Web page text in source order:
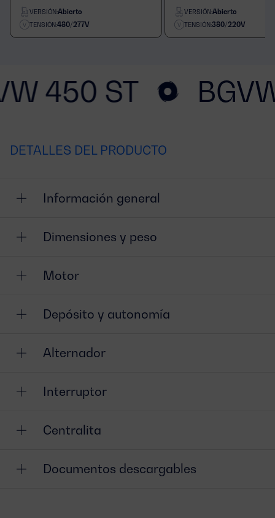
VERSIÓN:Abierto
TENSIÓN:480/277V
VERSIÓN:Abierto
TENSIÓN:380/220V
450 ST
DETALLES DEL PRODUCTO
Información general
Dimensiones y peso
Motor
Depósito y autonomía
Alternador
Interruptor
Centralita
Documentos descargables